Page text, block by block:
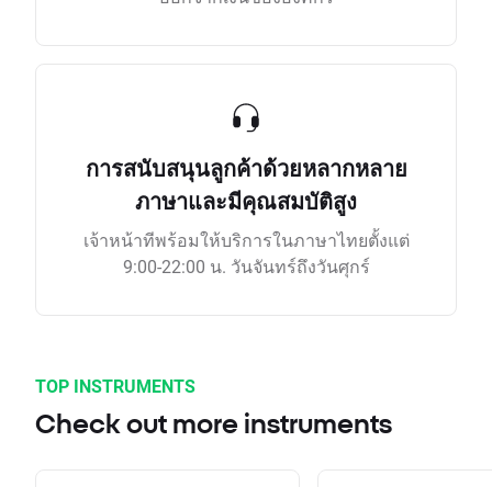
การสนับสนุนลูกค้าด้วยหลากหลาย
ภาษาและมีคุณสมบัติสูง
เจ้าหน้าทีพร้อมให้บริการในภาษาไทยตั้งแต่
9:00-22:00 น. วันจันทร์ถึงวันศุกร์
TOP INSTRUMENTS
Check out more instruments